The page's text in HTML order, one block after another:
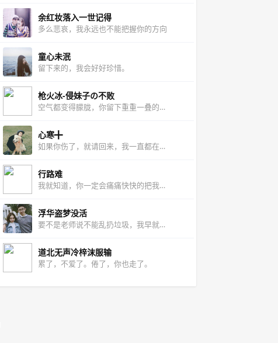
余红妆落入一世记得
多么悲哀，我永远也不能把握你的方向
童心未泯
留下来的，我会好好珍惜。
枪火冰-侵妹子の不败
空气都变得朦胧，你留下重重一叠的温柔
心寒╋
如果你伤了，就请回来，我一直都在， 如果你累了
行路难
我就知道，你一定会痛痛快快的把我忘得一干二净
浮华盗梦没活
要不是老师说不能乱扔垃圾，我早就把你扔下楼了
道北无声冷梓沫服输
累了，不爱了。倦了，你也走了。